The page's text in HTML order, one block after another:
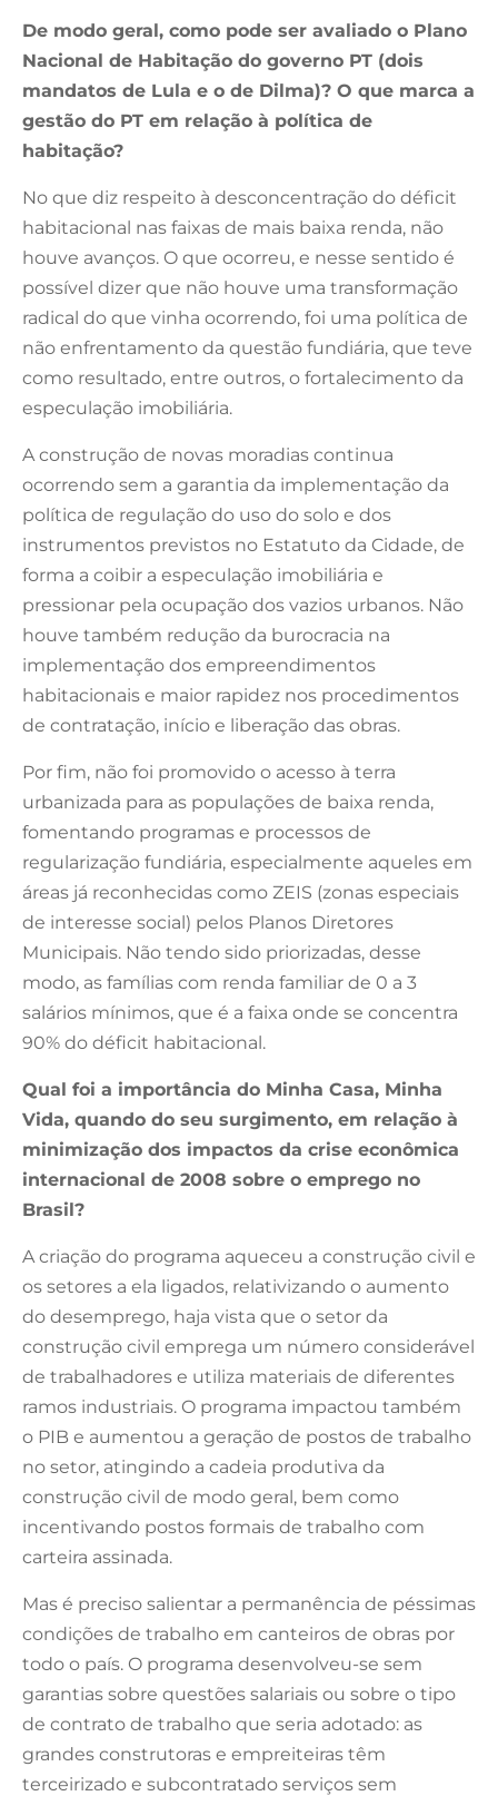
De modo geral, como pode ser avaliado o Plano
Nacional de Habitação do governo PT (dois
mandatos de Lula e o de Dilma)? O que marca a
gestão do PT em relação à política de
habitação?
No que diz respeito à desconcentração do déficit
habitacional nas faixas de mais baixa renda, não
houve avanços. O que ocorreu, e nesse sentido é
possível dizer que não houve uma transformação
radical do que vinha ocorrendo, foi uma política de
não enfrentamento da questão fundiária, que teve
como resultado, entre outros, o fortalecimento da
especulação imobiliária.
A construção de novas moradias continua
ocorrendo sem a garantia da implementação da
política de regulação do uso do solo e dos
instrumentos previstos no Estatuto da Cidade, de
forma a coibir a especulação imobiliária e
pressionar pela ocupação dos vazios urbanos. Não
houve também redução da burocracia na
implementação dos empreendimentos
habitacionais e maior rapidez nos procedimentos
de contratação, início e liberação das obras.
Por fim, não foi promovido o acesso à terra
urbanizada para as populações de baixa renda,
fomentando programas e processos de
regularização fundiária, especialmente aqueles em
áreas já reconhecidas como ZEIS (zonas especiais
de interesse social) pelos Planos Diretores
Municipais. Não tendo sido priorizadas, desse
modo, as famílias com renda familiar de 0 a 3
salários mínimos, que é a faixa onde se concentra
90% do déficit habitacional.
Qual foi a importância do Minha Casa, Minha
Vida, quando do seu surgimento, em relação à
minimização dos impactos da crise econômica
internacional de 2008 sobre o emprego no
Brasil?
A criação do programa aqueceu a construção civil e
os setores a ela ligados, relativizando o aumento
do desemprego, haja vista que o setor da
construção civil emprega um número considerável
de trabalhadores e utiliza materiais de diferentes
ramos industriais. O programa impactou também
o PIB e aumentou a geração de postos de trabalho
no setor, atingindo a cadeia produtiva da
construção civil de modo geral, bem como
incentivando postos formais de trabalho com
carteira assinada.
Mas é preciso salientar a permanência de péssimas
condições de trabalho em canteiros de obras por
todo o país. O programa desenvolveu-se sem
garantias sobre questões salariais ou sobre o tipo
de contrato de trabalho que seria adotado: as
grandes construtoras e empreiteiras têm
terceirizado e subcontratado serviços sem